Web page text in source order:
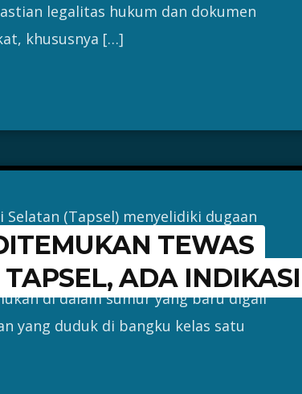
legalitas hukum dan dokumen
khususnya […]
TEWAS
ADA INDIKASI
(Tapsel) menyelidiki dugaan
seorang anak perempuan berusia 7
Kabupaten Tapanuli Selatan
di dalam sumur yang baru digali
yang duduk di bangku kelas satu